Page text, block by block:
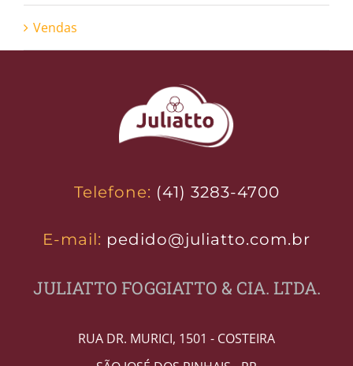
Vendas
Telefone: (41) 3283-4700
E-mail: pedido@juliatto.com.br
JULIATTO FOGGIATTO & CIA. LTDA.
RUA DR. MURICI, 1501 - COSTEIRA